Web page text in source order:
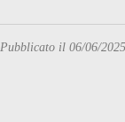
Pubblicato il 06/06/2025